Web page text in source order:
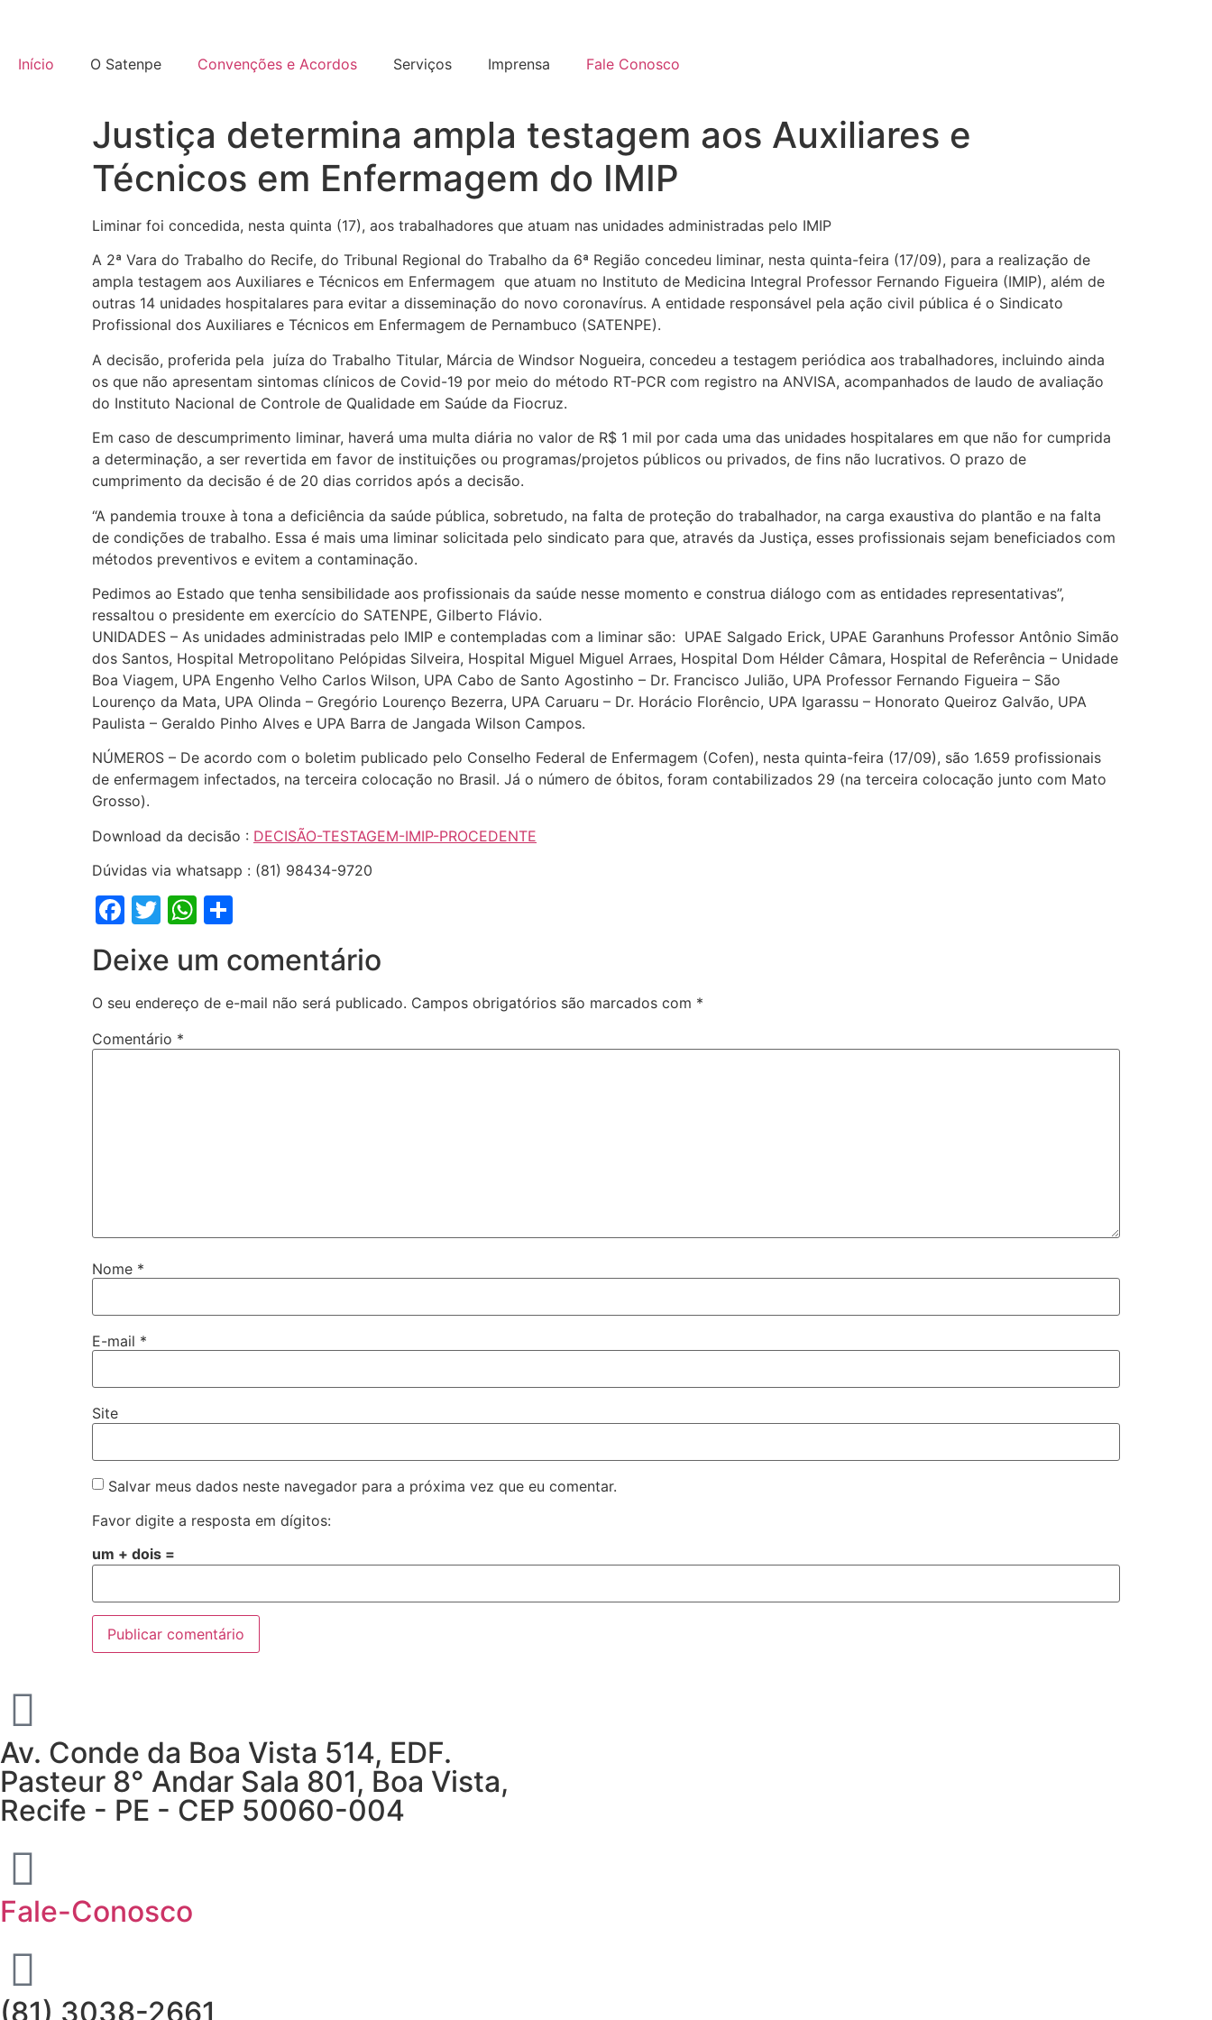
Início O Satenpe Convenções e Acordos Serviços Imprensa Fale Conosco
Justiça determina ampla testagem aos Auxiliares e
Técnicos em Enfermagem do IMIP
Liminar foi concedida, nesta quinta (17), aos trabalhadores que atuam nas unidades administradas pelo IMIP
A 2ª Vara do Trabalho do Recife, do Tribunal Regional do Trabalho da 6ª Região concedeu liminar, nesta quinta-feira (17/09), para a realização de
ampla testagem aos Auxiliares e Técnicos em Enfermagem que atuam no Instituto de Medicina Integral Professor Fernando Figueira (IMIP), além de
outras 14 unidades hospitalares para evitar a disseminação do novo coronavírus. A entidade responsável pela ação civil pública é o Sindicato
Profissional dos Auxiliares e Técnicos em Enfermagem de Pernambuco (SATENPE).
A decisão, proferida pela juíza do Trabalho Titular, Márcia de Windsor Nogueira, concedeu a testagem periódica aos trabalhadores, incluindo ainda
os que não apresentam sintomas clínicos de Covid-19 por meio do método RT-PCR com registro na ANVISA, acompanhados de laudo de avaliação
do Instituto Nacional de Controle de Qualidade em Saúde da Fiocruz.
Em caso de descumprimento liminar, haverá uma multa diária no valor de R$ 1 mil por cada uma das unidades hospitalares em que não for cumprida
a determinação, a ser revertida em favor de instituições ou programas/projetos públicos ou privados, de fins não lucrativos. O prazo de
cumprimento da decisão é de 20 dias corridos após a decisão.
“A pandemia trouxe à tona a deficiência da saúde pública, sobretudo, na falta de proteção do trabalhador, na carga exaustiva do plantão e na falta
de condições de trabalho. Essa é mais uma liminar solicitada pelo sindicato para que, através da Justiça, esses profissionais sejam beneficiados com
métodos preventivos e evitem a contaminação.
Pedimos ao Estado que tenha sensibilidade aos profissionais da saúde nesse momento e construa diálogo com as entidades representativas”,
ressaltou o presidente em exercício do SATENPE, Gilberto Flávio.
UNIDADES – As unidades administradas pelo IMIP e contempladas com a liminar são: UPAE Salgado Erick, UPAE Garanhuns Professor Antônio Simão
dos Santos, Hospital Metropolitano Pelópidas Silveira, Hospital Miguel Miguel Arraes, Hospital Dom Hélder Câmara, Hospital de Referência – Unidade
Boa Viagem, UPA Engenho Velho Carlos Wilson, UPA Cabo de Santo Agostinho – Dr. Francisco Julião, UPA Professor Fernando Figueira – São
Lourenço da Mata, UPA Olinda – Gregório Lourenço Bezerra, UPA Caruaru – Dr. Horácio Florêncio, UPA Igarassu – Honorato Queiroz Galvão, UPA
Paulista – Geraldo Pinho Alves e UPA Barra de Jangada Wilson Campos.
NÚMEROS – De acordo com o boletim publicado pelo Conselho Federal de Enfermagem (Cofen), nesta quinta-feira (17/09), são 1.659 profissionais
de enfermagem infectados, na terceira colocação no Brasil. Já o número de óbitos, foram contabilizados 29 (na terceira colocação junto com Mato
Grosso).
Download da decisão : DECISÃO-TESTAGEM-IMIP-PROCEDENTE
Dúvidas via whatsapp : (81) 98434-9720
Facebook
TwitterWhatsApp
Deixe um comentário
O seu endereço de e-mail não será publicado. Campos obrigatórios são marcados com *
Comentário *
Nome *
E-mail *
Site
Salvar meus dados neste navegador para a próxima vez que eu comentar.
Favor digite a resposta em dígitos:
um + dois =
Av. Conde da Boa Vista 514, EDF.
Pasteur 8° Andar Sala 801, Boa Vista,
Recife - PE - CEP 50060-004
Fale-Conosco
(81) 3038-2661